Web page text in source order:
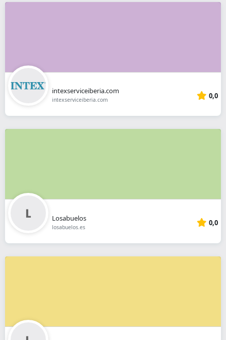
intexserviceiberia.com
intexserviceiberia.com 0,0
Losabuelos
losabuelos.es 0,0